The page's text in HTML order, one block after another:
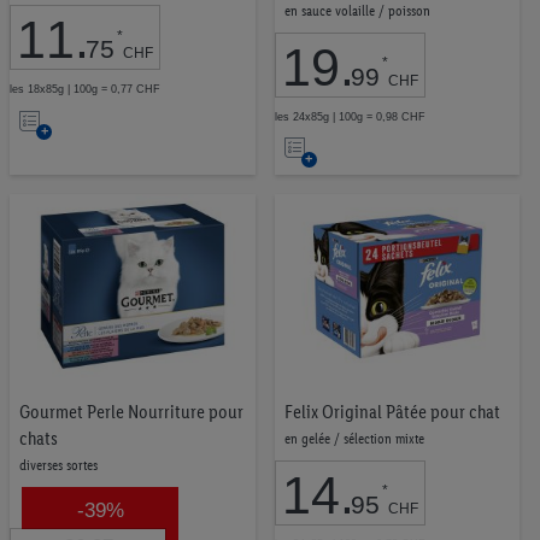
11.75 *
CHF
les 18x85g | 100g = 0,77 CHF
Ajouter
liste
d’envies
en sauce volaille / poisson
19.99 *
CHF
les 24x85g | 100g = 0,98 CHF
Ajouter
la
liste
d’envies
Gourmet Perle Nourriture pour
chats
diverses sortes
-39%
Felix Original Pâtée pour chat
en gelée / sélection mixte
14.95 *
CHF
Divers
Tabac 23
Protéines végétales
0,00 CHF 19,99 CHF
OK